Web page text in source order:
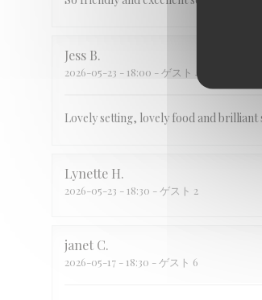
Jess B
2026-05-23 - 18:00 - ゲスト 4
Lovely setting, lovely food and brilliant
Lynette H
2026-05-23 - 18:30 - ゲスト 2
janet C
2026-05-17 - 18:30 - ゲスト 6